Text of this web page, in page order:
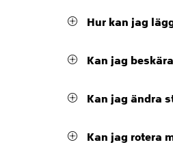
Hur kan jag
Kan jag
Kan jag ändra
Kan jag rotera